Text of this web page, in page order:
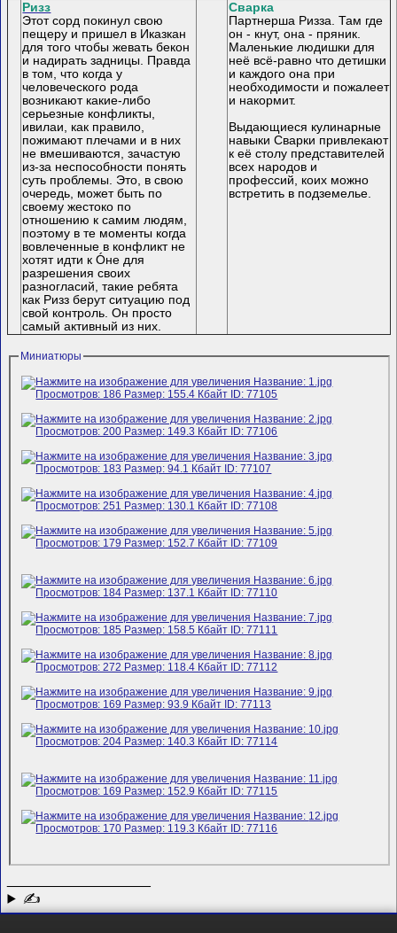
Ризз
Этот сорд покинул свою
пещеру и пришел в Иказкан
для того чтобы жевать бекон
и надирать задницы. Правда
в том, что когда у
человеческого рода
возникают какие-либо
серьезные конфликты,
ивилаи, как правило,
пожимают плечами и в них
не вмешиваются, зачастую
из-за неспособности понять
суть проблемы. Это, в свою
очередь, может быть по
своему жестоко по
отношению к самим людям,
поэтому в те моменты когда
вовлеченные в конфликт не
хотят идти к Óне для
разрешения своих
разногласий, такие ребята
как Ризз берут ситуацию под
свой контроль. Он просто
самый активный из них.
Сварка
Партнерша Ризза. Там где
он - кнут, она - пряник.
Маленькие людишки для
неё всё-равно что детишки
и каждого она при
необходимости и пожалеет
и накормит.
Выдающиеся кулинарные
навыки Сварки привлекают
к её столу представителей
всех народов и
профессий, коих можно
встретить в подземелье.
Миниатюры
✍